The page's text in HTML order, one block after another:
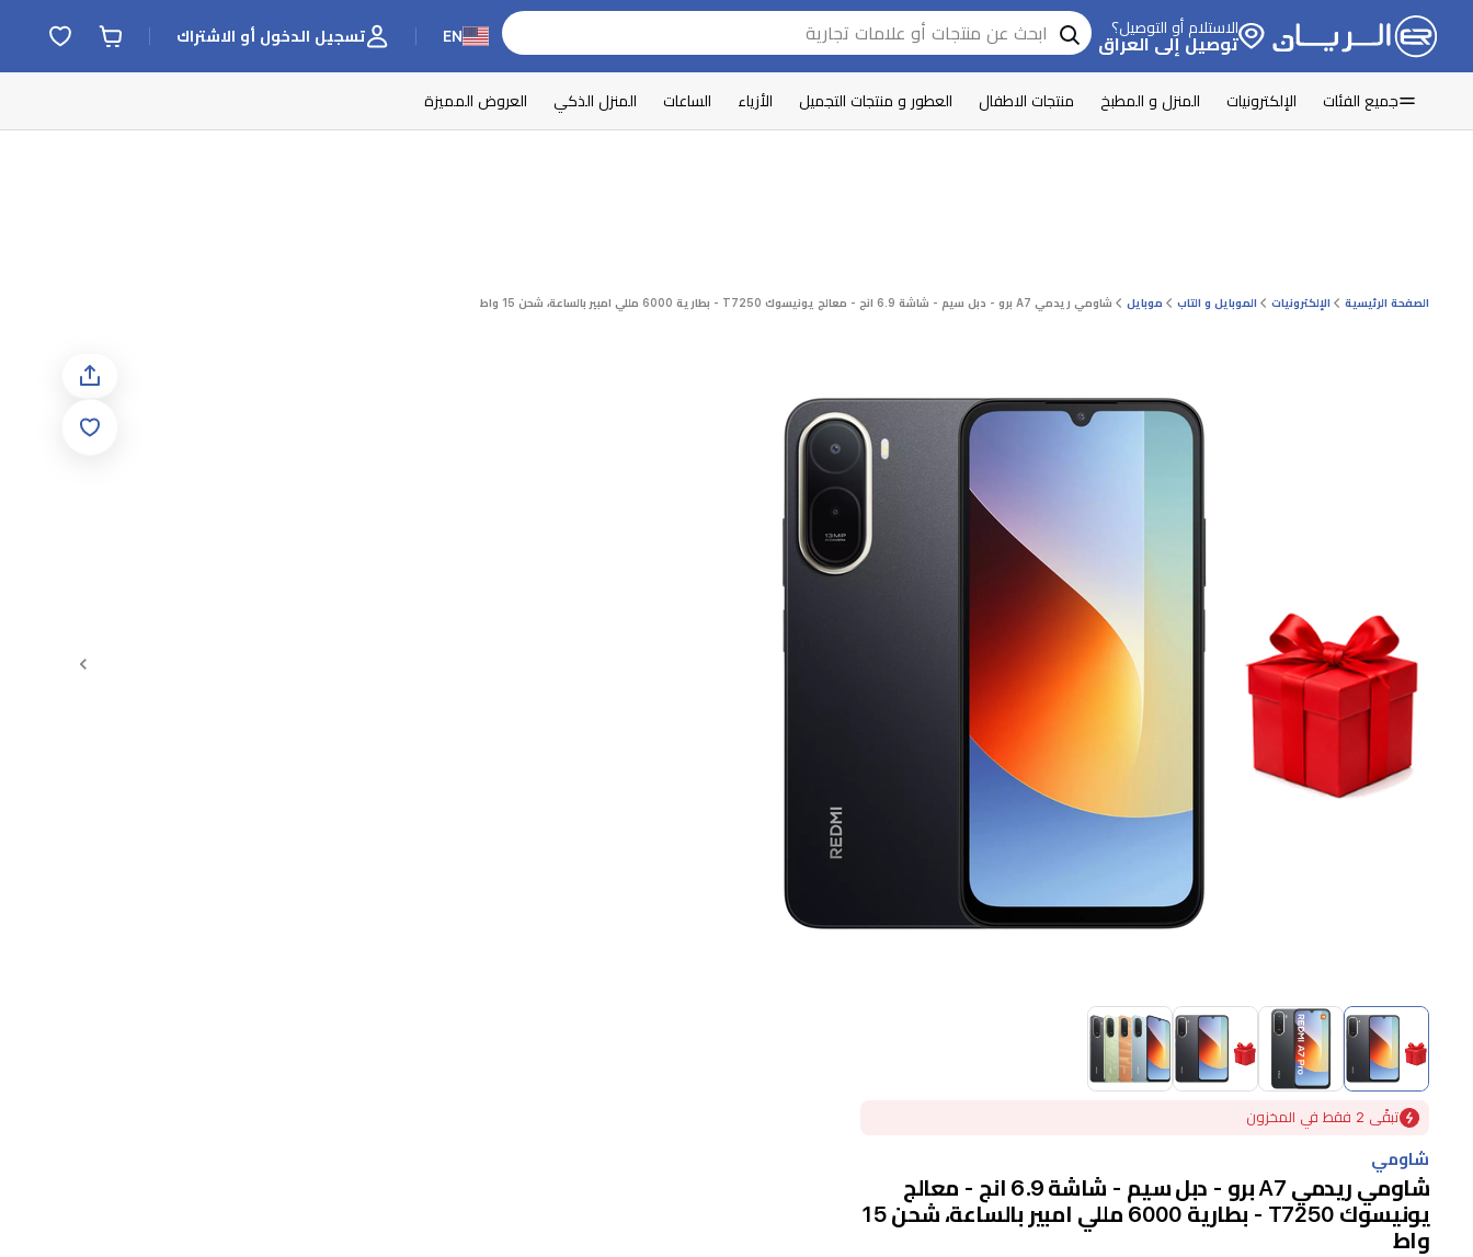
الاستلام أو التوصيل؟
توصيل إلى العراق EN تسجيل الدخول أو الاشتراك
جميع الفئات الإلكترونيات المنزل و المطبخ منتجات الاطفال العطور و منتجات التجميل الأزياء الساعات المنزل الذكي العروض المميزة
الصفحة الرئيسية الإلكترونيات الموبايل و التاب موبايل شاومي ريدمي A7 برو - دبل سيم - شاشة 6.9 انج - معالج يونيسوك T7250 - بطارية 6000 مللي امبير بالساعة، شحن 15 واط
Item
of
4
4
تبقًى 2 فقط في المخزون
شاومي
شاومي ريدمي A7 برو - دبل سيم - شاشة 6.9 انج - معالج
يونيسوك T7250 - بطارية 6000 مللي امبير بالساعة، شحن 15
واط